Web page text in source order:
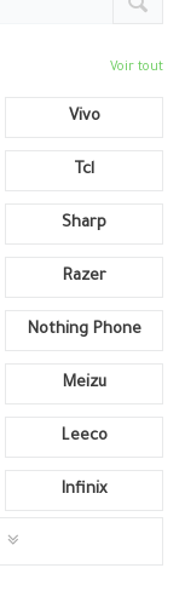
Voir tout
Vivo
Tcl
Sharp
Razer
Nothing Phone
Meizu
Leeco
Infinix